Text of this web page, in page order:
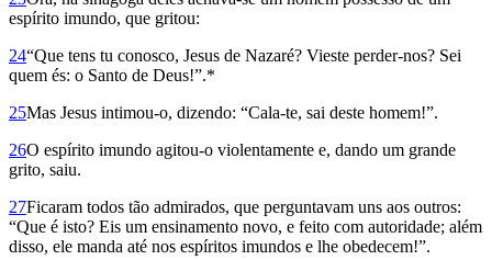
espírito imundo, que gritou:
24“Que tens tu conosco, Jesus de Naza­ré? Vieste perder-nos? Sei
quem és: o Santo de Deus!”.*
25Mas Jesus intimou-o, dizendo: “Cala-te, sai deste homem!”.
26O espírito imundo agitou-o violentamente e, dando um grande
grito, saiu.
27Ficaram todos tão admirados, que perguntavam uns aos outros:
“Que é isto? Eis um ensinamento novo, e feito com autoridade; além
disso, ele manda até nos espíritos imun­dos e lhe obedecem!”.